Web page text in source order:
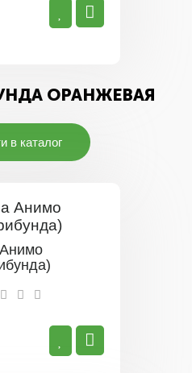
ОРАНЖЕВАЯ
в каталог